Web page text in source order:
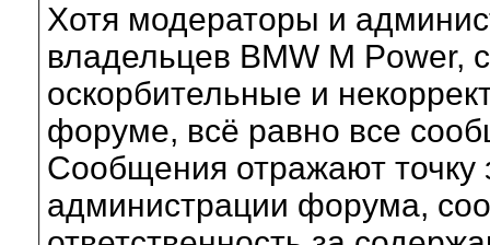
Хотя модераторы и
владельцев BMW M Power,
оскорбительные и
форуме, всё равно все
Сообщения отражают точку
администрации форума,